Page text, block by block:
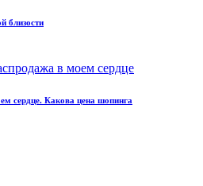
близости
сердце. Какова цена шопинга